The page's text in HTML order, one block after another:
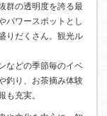
群の透明度を誇る最
パワースポットとし
りだくさん。観光ル
などの季節毎のイベ
釣り、お茶摘み体験
も充実。